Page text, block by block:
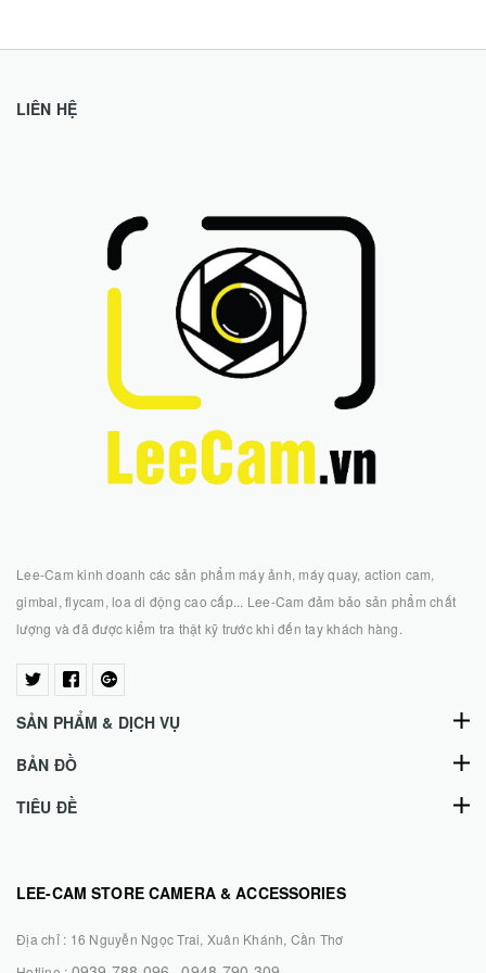
LIÊN HỆ
Lee-Cam kinh doanh các sản phẩm máy ảnh, máy quay, action cam,
gimbal, flycam, loa di động cao cấp... Lee-Cam đảm bảo sản phẩm chất
lượng và đã được kiểm tra thật kỹ trước khi đến tay khách hàng.
SẢN PHẨM & DỊCH VỤ
BẢN ĐỒ
TIÊU ĐỀ
LEE-CAM STORE CAMERA & ACCESSORIES
Địa chỉ : 16 Nguyễn Ngọc Trai, Xuân Khánh, Cần Thơ